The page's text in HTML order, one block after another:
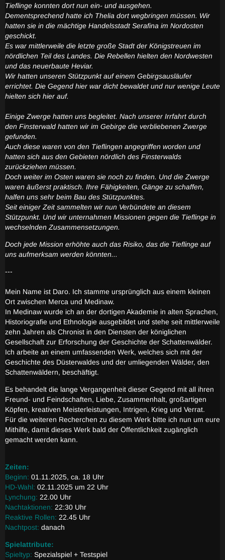
Tieflinge konnten dort nun ein- und ausgehen.
Dementsprechend hatte ich Thelia dort wegbringen müssen. Wir
hatten sie in die mächtige Handelsstadt Serafina im Nordosten
geschickt.
Es war mittlerweile die letzte große Stadt der Königstreuen im
nördlichen Teil des Landes. Die Rebellen hielten den Nordwesten
und das neuerbaute Heviar.
Wir hatten unseren Stützpunkt auf einem Gebirgsausläufer
errichtet. Die Gegend hier war dicht bewaldet und nur wenige Leute
hielten sich hier auf.
Einige Zwerge hatten uns begleitet. Nach unserer Irrfahrt durch
den Finsterwald hatten wir im Gebirge die verbliebenen Zwerge
gefunden.
Auch diese waren von den Tieflingen angegriffen worden und
hatten sich aus den Gebieten nördlich des Finsterwalds
zurückziehen müssen.
Doch weiter im Osten waren sie noch zu finden. Und die Zwerge
waren äußerst praktisch. Ihre Fähigkeiten, Gänge zu schaffen,
halfen uns sehr beim Bau des Stützpunktes.
Seit einiger Zeit sammelten wir nun Verbündete an diesem
Stützpunkt. Und wir unternahmen Missionen gegen die Tieflinge in
wechselnden Zusammensetzungen.
Doch jede Mission erhöhte auch das Risiko, das die Tieflinge auf
uns aufmerksam werden könnten...
---
Mein Name ist Daro. Ich stamme ursprünglich aus einem kleinen
Ort zwischen Merca und Medinaw.
In Medinaw wurde ich an der dortigen Akademie in alten Sprachen,
Historiografie und Ethnologie ausgebildet und stehe seit mittlerweile
zehn Jahren als Chronist in den Diensten der königlichen
Gesellschaft zur Erforschung der Geschichte der Schattenwälder.
Ich arbeite an einem umfassenden Werk, welches sich mit der
Geschichte des Düsterwaldes und der umliegenden Wälder, den
Schattenwäldern, beschäftigt.
Es behandelt die lange Vergangenheit dieser Gegend mit all ihren
Freund- und Feindschaften, Liebe, Zusammenhalt, großartigen
Köpfen, kreativen Meisterleistungen, Intrigen, Krieg und Verrat.
Für die weiteren Recherchen zu diesem Werk bitte ich nun um eure
Mithilfe, damit dieses Werk bald der Öffentlichkeit zugänglich
gemacht werden kann.
Zeiten:
Beginn: 01.11.2025, ca. 18 Uhr
HD-Wahl: 02.11.2025 um 22 Uhr
Lynchung: 22.00 Uhr
Nachtaktionen: 22:30 Uhr
Reaktive Rollen: 22.45 Uhr
Nachtpost: danach
Spielattribute:
Spieltyp: Spezialspiel + Testspiel